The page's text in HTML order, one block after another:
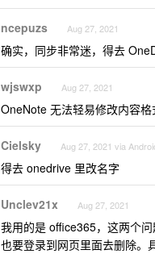
ncepuzs Aug 27, 2021
确实，同步非常迷，得去
wjswxp Aug 27, 2021
OneNote 无法轻易修改内容
Cielsky Aug 27, 2021 via
得去 onedrive 里改名字
Unclev21x Aug 27, 2021
我用的是 office365，这两个
也要登录到网页里面去删除。